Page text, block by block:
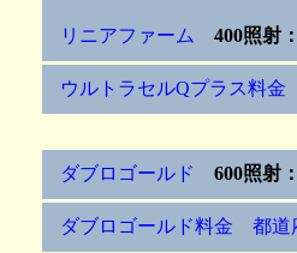
リニアファーム 400照射
ウルトラセルQプラス料
ダブロゴールド 600照射
ダブロゴールド料金 都道